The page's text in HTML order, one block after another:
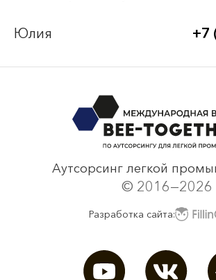
смотреть все
Юлия +7
Аутсорсинг легкой
© 2016—2026
Разработка сайта: